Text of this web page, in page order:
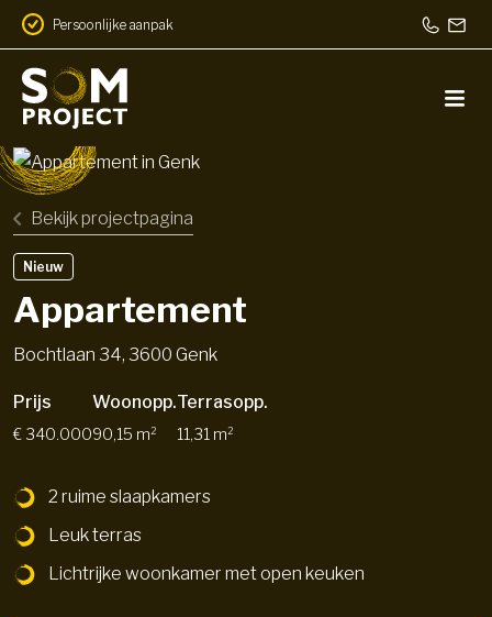
Persoonlijke aanpak
Toparchitectuur
Bekijk projectpagina
Nieuw
Appartement
Bochtlaan 34, 3600 Genk
Prijs
€ 340.000
Woonopp.
90,15 m²
Terrasopp.
11,31 m²
2 ruime slaapkamers
Leuk terras
Lichtrijke woonkamer met open keuken